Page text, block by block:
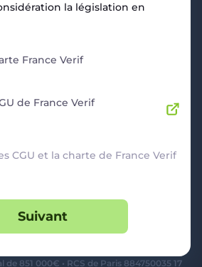
851 000€ • RCS de Paris 884750035 17
la législation en
France Verif
de France Verif
CGU et la charte de France Verif
Suivant